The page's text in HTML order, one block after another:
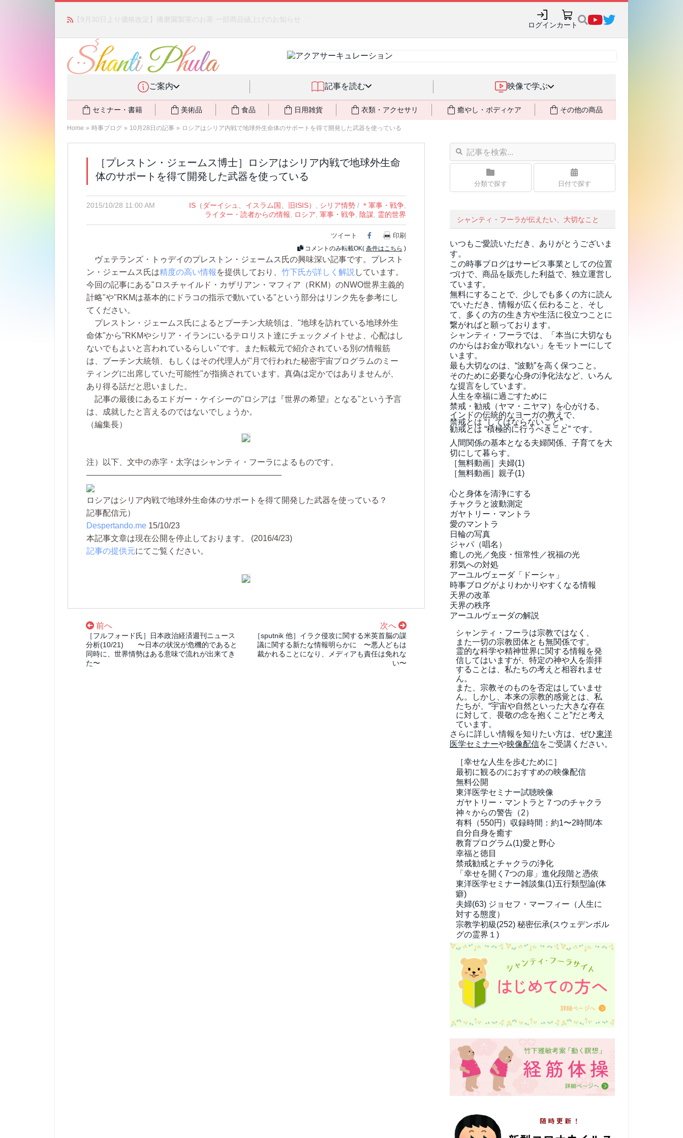
「みんなの備蓄・災害対策」 vol.4 〜断水・燃料不足・停電対策 NEW!
ログインカート
ご案内 記事を読む 映像で学ぶ
セミナー・書籍 美術品 食品 日用雑貨 衣類・アクセサリ 癒やし・ボディケア その他の商品
Home » 時事ブログ » 10月28日の記事 » ロシアはシリア内戦で地球外生命体のサポートを得て開発した武器を使っている
［プレストン・ジェームス博士］ロシアはシリア内戦で地球外生命
体のサポートを得て開発した武器を使っている
2015/10/28 11:00 AM IS（ダーイシュ、イスラム国、旧ISIS） シリア情勢/ ＊軍事・戦争,
ライター・読者からの情報
ロシア 軍事・戦争, 陰謀, 霊的世界
ツイート Facebook
印刷
コメントのみ転載OK( 条件はこちら )
ヴェテランズ・トゥデイのプレストン・ジェームス氏の興味深い記事です。プレスト
ン・ジェームス氏は精度の高い情報 を提供しており、 竹下氏が詳しく解説 しています。
今回の記事にある"ロスチャイルド・カザリアン・マフィア（RKM）のNWO世界主義的
計略"や"RKMは基本的にドラコの指示で動いている"という部分はリンク先を参考にし
てください。
プレストン・ジェームス氏によるとプーチン大統領は、"地球を訪れている地球外生
命体"から"RKMやシリア・イランにいるテロリスト達にチェックメイトせよ、心配はし
ないでもよいと言われているらしい"です。また転載元で紹介されている別の情報筋
は、プーチン大統領、もしくはその代理人が"月で行われた秘密宇宙プログラムのミー
ティングに出席していた可能性"が指摘されています。真偽は定かではありませんが、
あり得る話だと思いました。
記事の最後にあるエドガー・ケイシーの"ロシアは『世界の希望』となる"という予言
は、成就したと言えるのではないでしょうか。
（編集長）
注）以下、文中の赤字・太字はシャンティ・フーラによるものです。
————————————————————————
ロシアはシリア内戦で地球外生命体のサポートを得て開発した武器を使っている？
記事配信元）
Despertando.me 15/10/23
本記事文章は現在公開を停止しております。 (2016/4/23)
記事の提供元にてご覧ください。
前へ
［フルフォード氏］日本政治経済週刊ニュース
分析(10/21) 〜日本の状況が危機的であると
同時に、世界情勢はある意味で流れが出来てき
た〜
次へ
［sputnik 他］イラク侵攻に関する米英首脳の謀
議に関する新たな情報明らかに 〜悪人どもは
裁かれることになり、メディアも責任は免れな
い〜
分類で探す 日付で探す
シャンティ・フーラが伝えたい、大切なこと
いつもご愛読いただき、ありがとうございま
す。
この時事ブログはサービス事業としての位置
づけで、商品を販売した利益で、独立運営し
ています。
無料にすることで、少しでも多くの方に読ん
でいただき、情報が広く伝わること、そし
て、 多くの方の生き方や生活に役立つことに
繋がればと願っております。
シャンティ・フーラでは、「本当に大切なも
のからはお金が取れない」をモットーにして
います。
最も大切なのは、“波動”を高く保つこと。
そのために必要な心身の浄化法など、いろん
な提言をしています。
人生を幸福に過ごすために
禁戒・勧戒（ヤマ・ニヤマ）を心がける。
インドの伝統的なヨーガの教えで、
禁戒とは “してはならないこと” 、
勧戒とは “積極的に行うべきこと” です。
人間関係の基本となる夫婦関係、子育てを大
切にして暮らす。
［無料動画］夫婦(1)
［無料動画］親子(1)
心と身体を清浄にする
チャクラと波動測定
ガヤトリー・マントラ
愛のマントラ
日輪の写真
ジャパ（唱名）
癒しの光／免疫・恒常性／祝福の光
邪気への対処
アーユルヴェーダ「ドーシャ」
時事ブログがよりわかりやすくなる情報
天界の改革
天界の秩序
アーユルヴェーダの解説
シャンティ・フーラは宗教ではなく、
また一切の宗教団体とも無関係です。
霊的な科学や精神世界に関する情報を発
信してはいますが、特定の神や人を崇拝
することは、私たちの考えと相容れませ
ん。
また、宗教そのものを否定はしていませ
ん。しかし、本来の宗教的感覚とは、私
たちが、“宇宙や自然といった大きな存在
に対して、畏敬の念を抱くこと”だと考え
ています。
さらに詳しい情報を知りたい方は、ぜひ東洋
医学セミナーや映像配信をご受講ください。
［幸せな人生を歩むために］
最初に観るのにおすすめの映像配信
無料公開
東洋医学セミナー試聴映像
ガヤトリー・マントラと７つのチャクラ
神々からの警告（2）
有料（550円） 収録時間：約1〜2時間/本
自分自身を癒す
教育プログラム(1)愛と野心
幸福と徳目
禁戒勧戒とチャクラの浄化
「幸せを開く7つの扉」進化段階と憑依
東洋医学セミナー雑談集(1)五行類型論(体
癖)
夫婦(63) ジョセフ・マーフィー（人生に
対する態度）
宗教学初級(252) 秘密伝承(スウェデンボル
グの霊界１)